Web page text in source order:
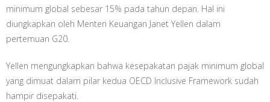
minimum global sebesar 15% pada tahun depan. Hal ini
diungkapkan oleh Menteri Keuangan Janet Yellen dalam
pertemuan G20.
Yellen mengungkapkan bahwa kesepakatan pajak minimum global
yang dimuat dalam pilar kedua OECD Inclusive Framework sudah
hampir disepakati.